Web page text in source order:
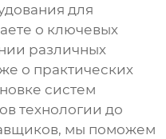
для
о ключевых
различных
о практических
систем
технологии до
мы поможем